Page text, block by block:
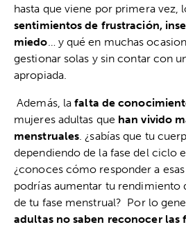
hasta que viene por primera vez,
sentimientos de frustración,
miedo… y qué en muchas
gestionar solas y sin contar con
apropiada.
Además, lafalta de
mujeres adultas que han vivido
menstruales. ¿sabías que tu
dependiendo de la fase del ciclo
¿conoces cómo responder a esas
podrías aumentar tu
de tu fase menstrual? Por lo
adultas no saben reconocer las